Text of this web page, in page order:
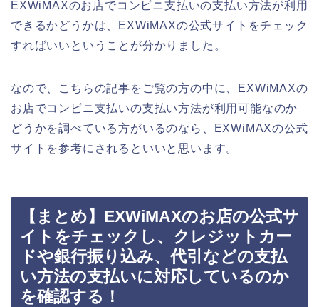
EXWiMAXのお店でコンビニ支払いの支払い方法が利用
できるかどうかは、EXWiMAXの公式サイトをチェック
すればいいということが分かりました。
なので、こちらの記事をご覧の方の中に、EXWiMAXの
お店でコンビニ支払いの支払い方法が利用可能なのか
どうかを調べている方がいるのなら、EXWiMAXの公式
サイトを参考にされるといいと思います。
【まとめ】EXWiMAXのお店の公式サ
イトをチェックし、クレジットカー
ドや銀行振り込み、代引などの支払
い方法の支払いに対応しているのか
を確認する！